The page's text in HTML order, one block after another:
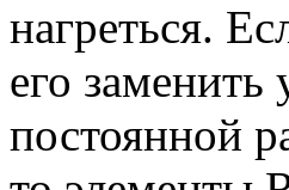
нагреться.
его
постоянной